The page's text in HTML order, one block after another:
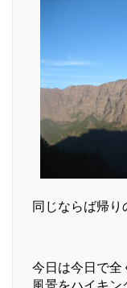
同じならば帰り
今日は今日で全
風景をハイキ